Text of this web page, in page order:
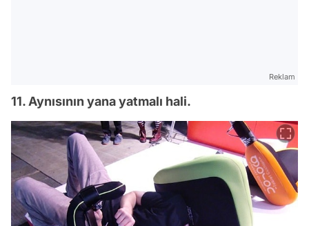
Reklam
11. Aynısının yana yatmalı hali.